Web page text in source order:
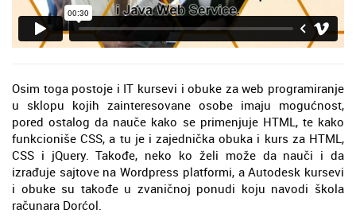
Osim toga postoje i IT kursevi i obuke za web programiranje
u sklopu kojih zainteresovane osobe imaju mogućnost,
pored ostalog da nauče kako se primenjuje HTML, te kako
funkcioniše CSS, a tu je i zajednička obuka i kurs za HTML,
CSS i jQuery. Takođe, neko ko želi može da nauči i da
izrađuje sajtove na Wordpress platformi, a Autodesk kursevi
i obuke su takođe u zvaničnoj ponudi koju navodi škola
računara Dorćol.